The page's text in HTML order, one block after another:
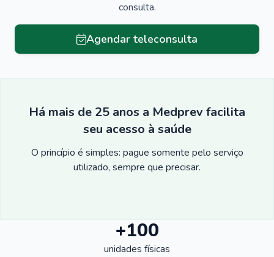
consulta.
Agendar teleconsulta
Há mais de 25 anos a Medprev facilita
seu acesso à saúde
O princípio é simples: pague somente pelo serviço
utilizado, sempre que precisar.
+100
unidades físicas